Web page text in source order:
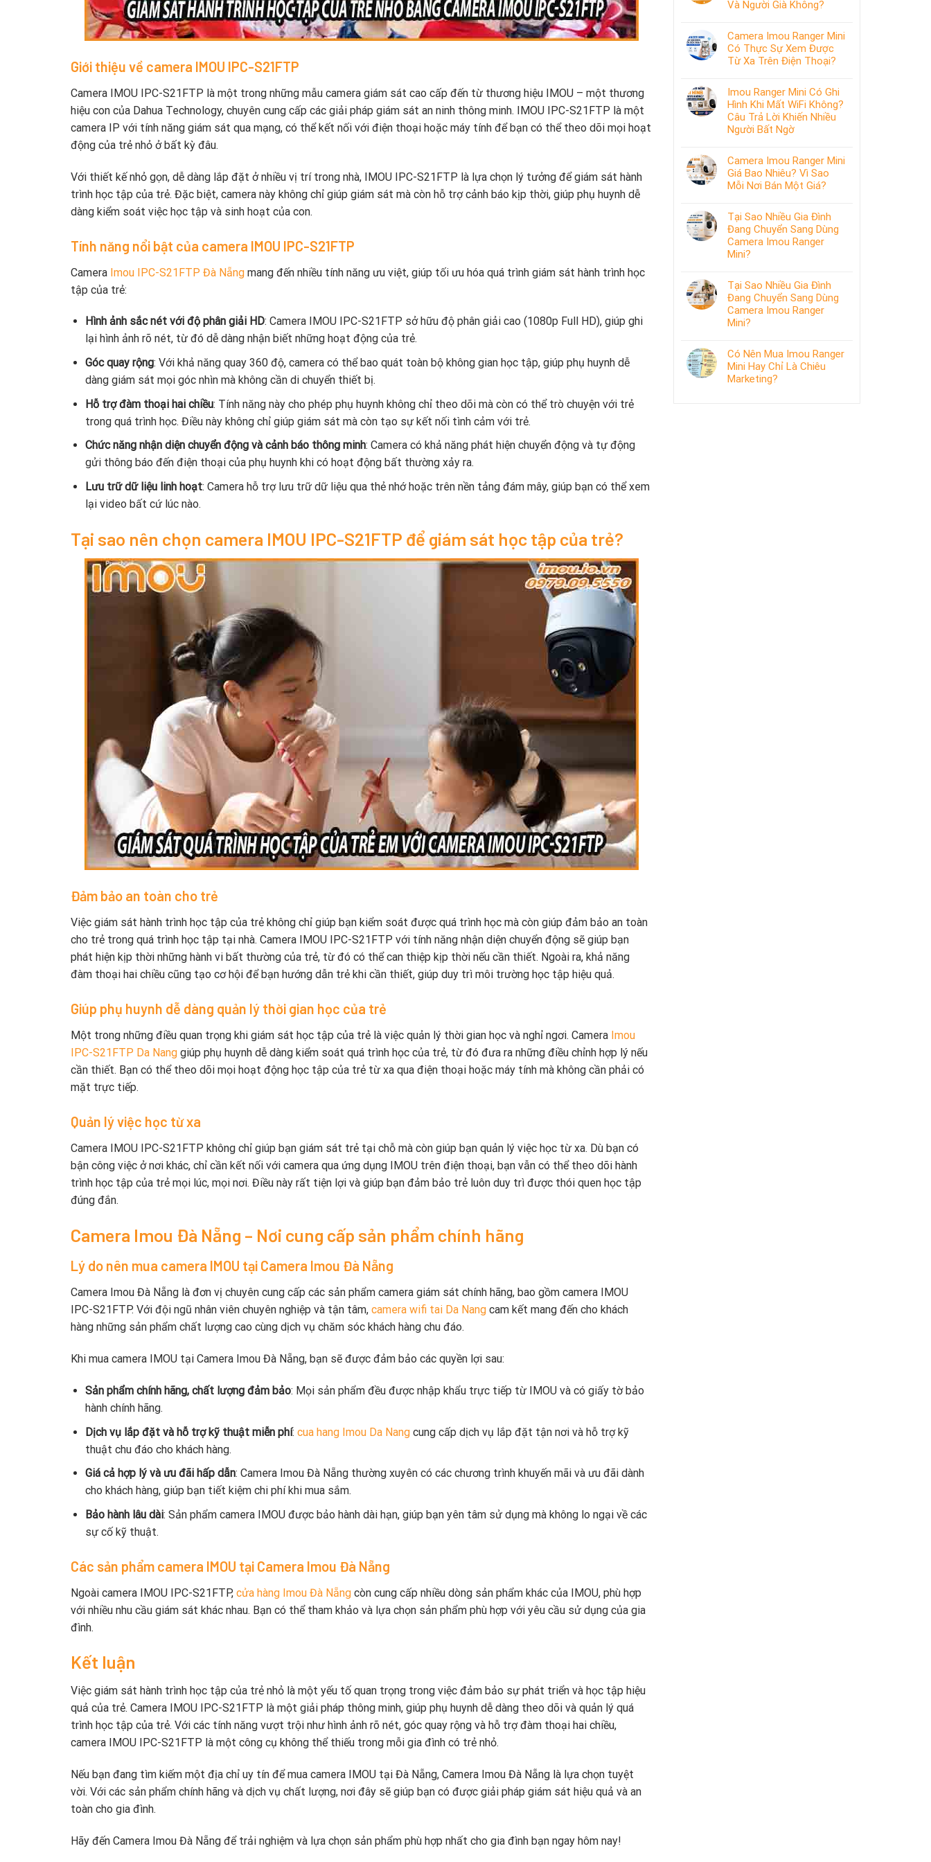
Giới thiệu về camera IMOU IPC-S21FTP
Camera IMOU IPC-S21FTP là một trong những mẫu camera giám sát cao cấp đến từ thương hiệu IMOU – một thương
hiệu con của Dahua Technology, chuyên cung cấp các giải pháp giám sát an ninh thông minh. IMOU IPC-S21FTP là một
camera IP với tính năng giám sát qua mạng, có thể kết nối với điện thoại hoặc máy tính để bạn có thể theo dõi mọi hoạt
động của trẻ nhỏ ở bất kỳ đâu.
Với thiết kế nhỏ gọn, dễ dàng lắp đặt ở nhiều vị trí trong nhà, IMOU IPC-S21FTP là lựa chọn lý tưởng để giám sát hành
trình học tập của trẻ. Đặc biệt, camera này không chỉ giúp giám sát mà còn hỗ trợ cảnh báo kịp thời, giúp phụ huynh dễ
dàng kiểm soát việc học tập và sinh hoạt của con.
Tính năng nổi bật của camera IMOU IPC-S21FTP
Camera Imou IPC-S21FTP Đà Nẵng mang đến nhiều tính năng ưu việt, giúp tối ưu hóa quá trình giám sát hành trình học
tập của trẻ:
Hình ảnh sắc nét với độ phân giải HD: Camera IMOU IPC-S21FTP sở hữu độ phân giải cao (1080p Full HD), giúp ghi
lại hình ảnh rõ nét, từ đó dễ dàng nhận biết những hoạt động của trẻ.
Góc quay rộng: Với khả năng quay 360 độ, camera có thể bao quát toàn bộ không gian học tập, giúp phụ huynh dễ
dàng giám sát mọi góc nhìn mà không cần di chuyển thiết bị.
Hỗ trợ đàm thoại hai chiều: Tính năng này cho phép phụ huynh không chỉ theo dõi mà còn có thể trò chuyện với trẻ
trong quá trình học. Điều này không chỉ giúp giám sát mà còn tạo sự kết nối tình cảm với trẻ.
Chức năng nhận diện chuyển động và cảnh báo thông minh: Camera có khả năng phát hiện chuyển động và tự động
gửi thông báo đến điện thoại của phụ huynh khi có hoạt động bất thường xảy ra.
Lưu trữ dữ liệu linh hoạt: Camera hỗ trợ lưu trữ dữ liệu qua thẻ nhớ hoặc trên nền tảng đám mây, giúp bạn có thể xem
lại video bất cứ lúc nào.
Tại sao nên chọn camera IMOU IPC-S21FTP để giám sát học tập của trẻ?
Đảm bảo an toàn cho trẻ
Việc giám sát hành trình học tập của trẻ không chỉ giúp bạn kiểm soát được quá trình học mà còn giúp đảm bảo an toàn
cho trẻ trong quá trình học tập tại nhà. Camera IMOU IPC-S21FTP với tính năng nhận diện chuyển động sẽ giúp bạn
phát hiện kịp thời những hành vi bất thường của trẻ, từ đó có thể can thiệp kịp thời nếu cần thiết. Ngoài ra, khả năng
đàm thoại hai chiều cũng tạo cơ hội để bạn hướng dẫn trẻ khi cần thiết, giúp duy trì môi trường học tập hiệu quả.
Giúp phụ huynh dễ dàng quản lý thời gian học của trẻ
Một trong những điều quan trọng khi giám sát học tập của trẻ là việc quản lý thời gian học và nghỉ ngơi. Camera Imou
IPC-S21FTP Da Nang giúp phụ huynh dễ dàng kiểm soát quá trình học của trẻ, từ đó đưa ra những điều chỉnh hợp lý nếu
cần thiết. Bạn có thể theo dõi mọi hoạt động học tập của trẻ từ xa qua điện thoại hoặc máy tính mà không cần phải có
mặt trực tiếp.
Quản lý việc học từ xa
Camera IMOU IPC-S21FTP không chỉ giúp bạn giám sát trẻ tại chỗ mà còn giúp bạn quản lý việc học từ xa. Dù bạn có
bận công việc ở nơi khác, chỉ cần kết nối với camera qua ứng dụng IMOU trên điện thoại, bạn vẫn có thể theo dõi hành
trình học tập của trẻ mọi lúc, mọi nơi. Điều này rất tiện lợi và giúp bạn đảm bảo trẻ luôn duy trì được thói quen học tập
đúng đắn.
Camera Imou Đà Nẵng – Nơi cung cấp sản phẩm chính hãng
Lý do nên mua camera IMOU tại Camera Imou Đà Nẵng
Camera Imou Đà Nẵng là đơn vị chuyên cung cấp các sản phẩm camera giám sát chính hãng, bao gồm camera IMOU
IPC-S21FTP. Với đội ngũ nhân viên chuyên nghiệp và tận tâm, camera wifi tai Da Nang cam kết mang đến cho khách
hàng những sản phẩm chất lượng cao cùng dịch vụ chăm sóc khách hàng chu đáo.
Khi mua camera IMOU tại Camera Imou Đà Nẵng, bạn sẽ được đảm bảo các quyền lợi sau:
Sản phẩm chính hãng, chất lượng đảm bảo: Mọi sản phẩm đều được nhập khẩu trực tiếp từ IMOU và có giấy tờ bảo
hành chính hãng.
Dịch vụ lắp đặt và hỗ trợ kỹ thuật miễn phí: cua hang Imou Da Nangcung cấp dịch vụ lắp đặt tận nơi và hỗ trợ kỹ
thuật chu đáo cho khách hàng.
Giá cả hợp lý và ưu đãi hấp dẫn: Camera Imou Đà Nẵng thường xuyên có các chương trình khuyến mãi và ưu đãi dành
cho khách hàng, giúp bạn tiết kiệm chi phí khi mua sắm.
Bảo hành lâu dài: Sản phẩm camera IMOU được bảo hành dài hạn, giúp bạn yên tâm sử dụng mà không lo ngại về các
sự cố kỹ thuật.
Các sản phẩm camera IMOU tại Camera Imou Đà Nẵng
Ngoài camera IMOU IPC-S21FTP, cửa hàng Imou Đà Nẵng còn cung cấp nhiều dòng sản phẩm khác của IMOU, phù hợp
với nhiều nhu cầu giám sát khác nhau. Bạn có thể tham khảo và lựa chọn sản phẩm phù hợp với yêu cầu sử dụng của gia
đình.
Kết luận
Việc giám sát hành trình học tập của trẻ nhỏ là một yếu tố quan trọng trong việc đảm bảo sự phát triển và học tập hiệu
quả của trẻ. Camera IMOU IPC-S21FTP là một giải pháp thông minh, giúp phụ huynh dễ dàng theo dõi và quản lý quá
trình học tập của trẻ. Với các tính năng vượt trội như hình ảnh rõ nét, góc quay rộng và hỗ trợ đàm thoại hai chiều,
camera IMOU IPC-S21FTP là một công cụ không thể thiếu trong mỗi gia đình có trẻ nhỏ.
Nếu bạn đang tìm kiếm một địa chỉ uy tín để mua camera IMOU tại Đà Nẵng, Camera Imou Đà Nẵng là lựa chọn tuyệt
vời. Với các sản phẩm chính hãng và dịch vụ chất lượng, nơi đây sẽ giúp bạn có được giải pháp giám sát hiệu quả và an
toàn cho gia đình.
Hãy đến Camera Imou Đà Nẵng để trải nghiệm và lựa chọn sản phẩm phù hợp nhất cho gia đình bạn ngay hôm nay!
Và Người Già Không?
Camera Imou Ranger Mini
Có Thực Sự Xem Được
Từ Xa Trên Điện Thoại?
Imou Ranger Mini Có Ghi
Hình Khi Mất WiFi Không?
Câu Trả Lời Khiến Nhiều
Người Bất Ngờ
Camera Imou Ranger Mini
Giá Bao Nhiêu? Vì Sao
Mỗi Nơi Bán Một Giá?
Tại Sao Nhiều Gia Đình
Đang Chuyển Sang Dùng
Camera Imou Ranger
Mini?
Tại Sao Nhiều Gia Đình
Đang Chuyển Sang Dùng
Camera Imou Ranger
Mini?
Có Nên Mua Imou Ranger
Mini Hay Chỉ Là Chiêu
Marketing?